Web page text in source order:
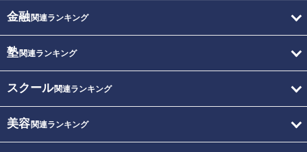
金融関連ランキング
塾関連ランキング
スクール関連ランキング
美容関連ランキング